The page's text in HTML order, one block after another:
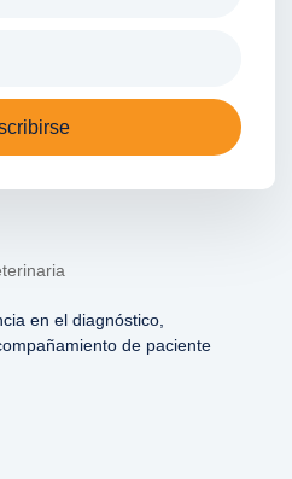
en el diagnóstico,
de paciente